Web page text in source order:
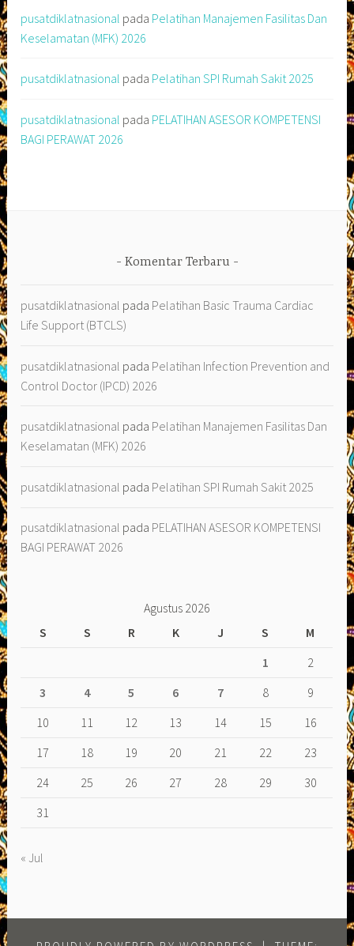
pusatdiklatnasional pada Pelatihan Manajemen Fasilitas Dan
Keselamatan (MFK) 2026
pusatdiklatnasional pada Pelatihan SPI Rumah Sakit 2025
pusatdiklatnasional pada PELATIHAN ASESOR KOMPETENSI
BAGI PERAWAT 2026
Komentar Terbaru
pusatdiklatnasional pada Pelatihan Basic Trauma Cardiac
Life Support (BTCLS)
pusatdiklatnasional pada Pelatihan Infection Prevention and
Control Doctor (IPCD) 2026
pusatdiklatnasional pada Pelatihan Manajemen Fasilitas Dan
Keselamatan (MFK) 2026
pusatdiklatnasional pada Pelatihan SPI Rumah Sakit 2025
pusatdiklatnasional pada PELATIHAN ASESOR KOMPETENSI
BAGI PERAWAT 2026
Agustus 2026
S
S R K J S
M
1
2
3
4 5 6 7 8
9
10
11 12 13 14 15
16
17
18 19 20 21 22
23
24
25 26 27 28 29
30
31
« Jul